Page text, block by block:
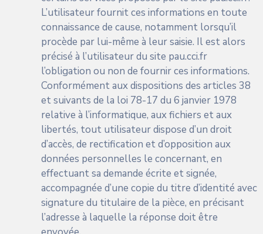
L’utilisateur fournit ces informations en toute
connaissance de cause, notamment lorsqu’il
procède par lui-même à leur saisie. Il est alors
précisé à l’utilisateur du site pau.cci.fr
l’obligation ou non de fournir ces informations.
Conformément aux dispositions des articles 38
et suivants de la loi 78-17 du 6 janvier 1978
relative à l’informatique, aux fichiers et aux
libertés, tout utilisateur dispose d’un droit
d’accès, de rectification et d’opposition aux
données personnelles le concernant, en
effectuant sa demande écrite et signée,
accompagnée d’une copie du titre d’identité avec
signature du titulaire de la pièce, en précisant
l’adresse à laquelle la réponse doit être